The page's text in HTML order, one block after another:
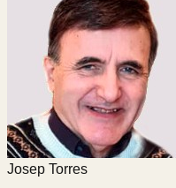
Josep Torres